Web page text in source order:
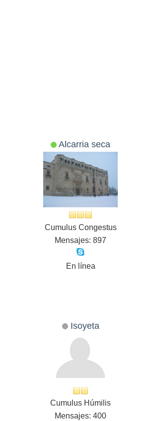
Alcarria seca
Cumulus Congestus
Mensajes: 897
En línea
Isoyeta
Cumulus Húmilis
Mensajes: 400